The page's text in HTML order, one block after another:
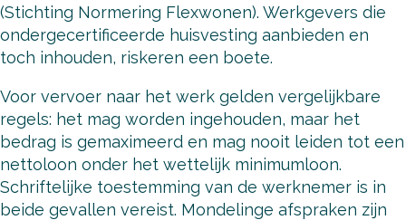
(Stichting Normering Flexwonen). Werkgevers die
ondergecertificeerde huisvesting aanbieden en
toch inhouden, riskeren een boete.
Voor vervoer naar het werk gelden vergelijkbare
regels: het mag worden ingehouden, maar het
bedrag is gemaximeerd en mag nooit leiden tot een
nettoloon onder het wettelijk minimumloon.
Schriftelijke toestemming van de werknemer is in
beide gevallen vereist. Mondelinge afspraken zijn